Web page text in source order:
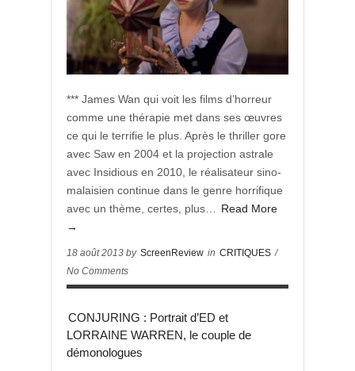
*** James Wan qui voit les films d’horreur
comme une thérapie met dans ses œuvres
ce qui le terrifie le plus. Après le thriller gore
avec Saw en 2004 et la projection astrale
avec Insidious en 2010, le réalisateur sino-
malaisien continue dans le genre horrifique
avec un thème, certes, plus…
Read More
→
18 août 2013 by ScreenReview in CRITIQUES /
No Comments
CONJURING : Portrait d’ED et
LORRAINE WARREN, le couple de
démonologues